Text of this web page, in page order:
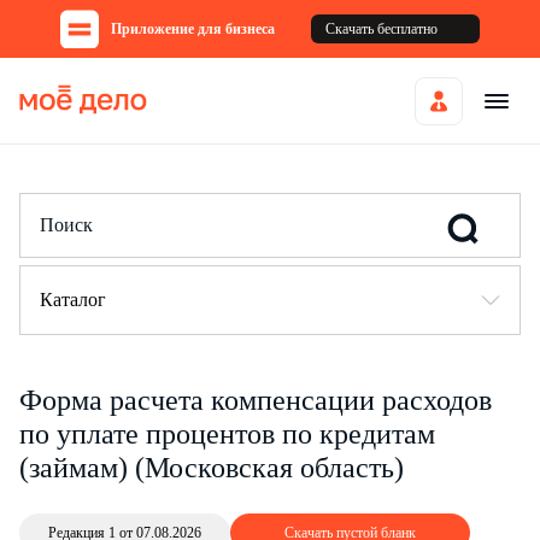
Приложение для бизнеса Скачать бесплатно
Каталог
Форма расчета компенсации расходов
по уплате процентов по кредитам
(займам) (Московская область)
Редакция 1 от 07.08.2026 Скачать пустой бланк